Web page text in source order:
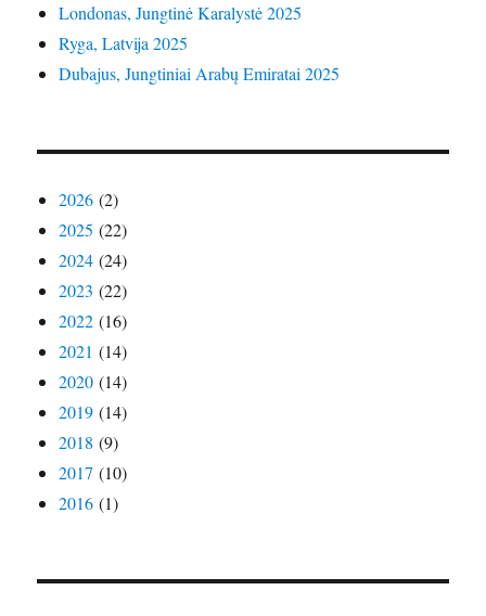
Londonas, Jungtinė Karalystė 2025
Ryga, Latvija 2025
Dubajus, Jungtiniai Arabų Emiratai 2025
2026 (2)
2025 (22)
2024 (24)
2023 (22)
2022 (16)
2021 (14)
2020 (14)
2019 (14)
2018 (9)
2017 (10)
2016 (1)